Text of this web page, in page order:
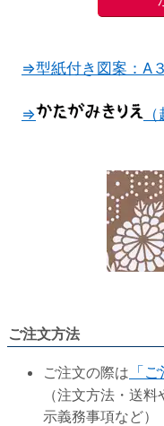
⇒型紙付き図案：A
⇒
ご注文方法
ご注文の際は 「
（注文方法・送
示義務事項など）